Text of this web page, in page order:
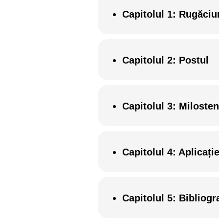
Capitolul 1:
Capitolul 2: Postul
Capitolul 3:
Capitolul 4:
Capitolul 5: